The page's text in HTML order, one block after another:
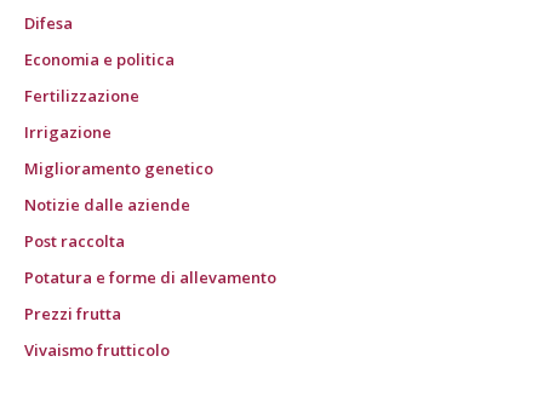
Difesa
Economia e politica
Fertilizzazione
Irrigazione
Miglioramento genetico
Notizie dalle aziende
Post raccolta
Potatura e forme di allevamento
Prezzi frutta
Vivaismo frutticolo